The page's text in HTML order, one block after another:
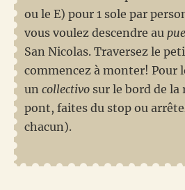
ou le E) pour 1 sole par
vous voulez descendre au
San Nicolas. Traversez le
commencez à monter! Pour
un collectivo sur le bord de la
pont, faites du stop ou
chacun).